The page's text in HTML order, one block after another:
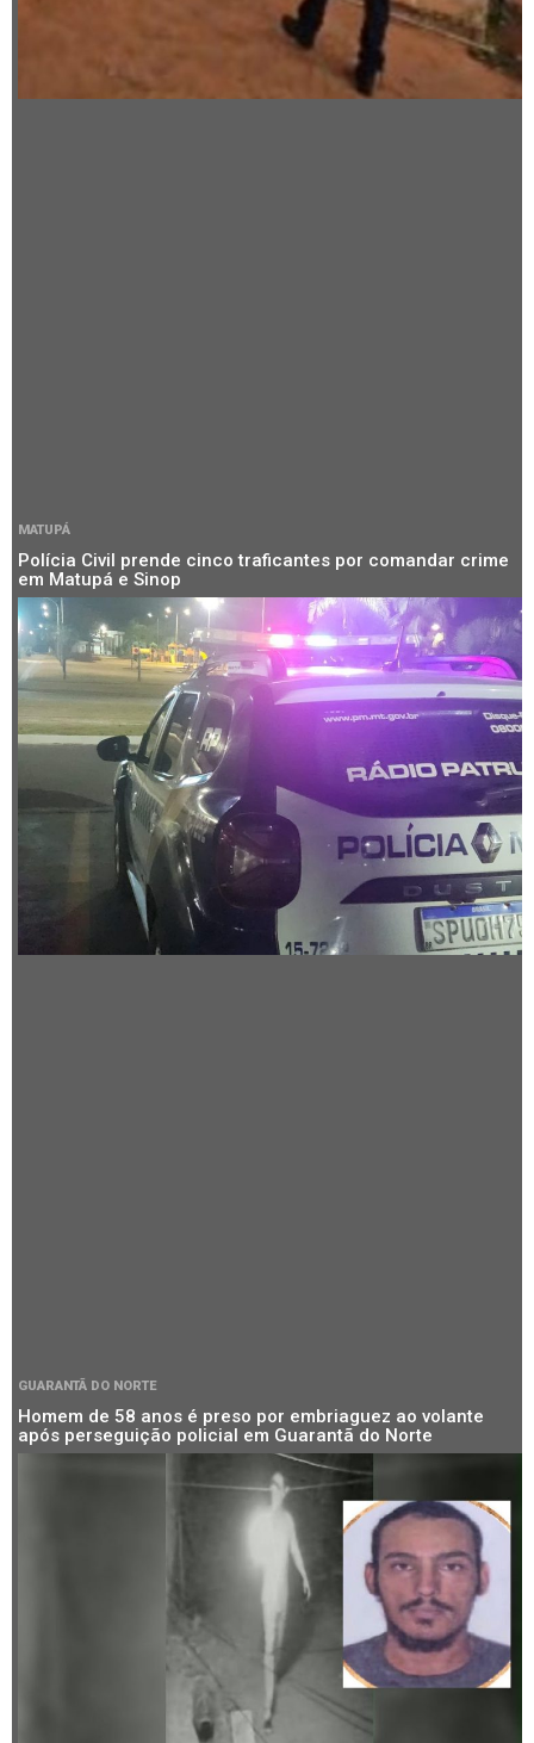
MATUPÁ
Polícia Civil prende cinco traficantes por comandar crime
em Matupá e Sinop
GUARANTÃ DO NORTE
Homem de 58 anos é preso por embriaguez ao volante
após perseguição policial em Guarantã do Norte